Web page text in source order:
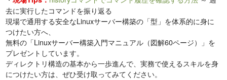
去に実行したコマンドを振り返る
現場で通用する安全なLinuxサーバー構築の「型」を体系的に身に
つけたい方へ、
無料の「Linuxサーバー構築入門マニュアル（図解60ページ）」を
プレゼントしています。
ディレクトリ構造の基本から一歩進んで、実務で使えるスキルを身
につけたい方は、ぜひ受け取ってみてください。